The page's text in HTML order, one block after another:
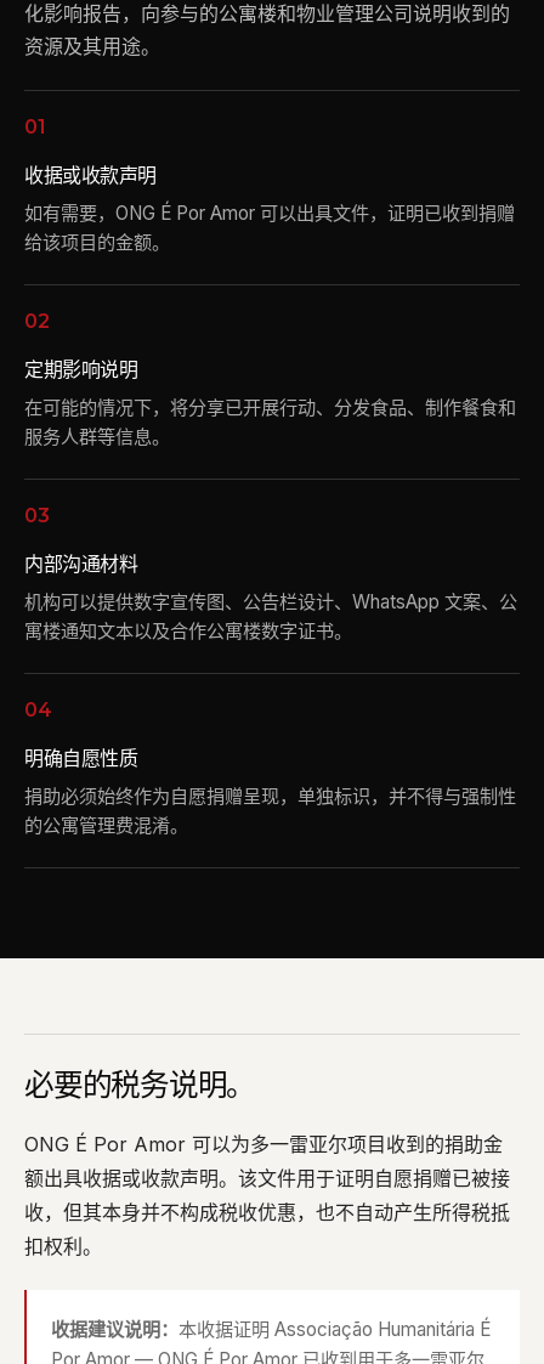
化影响报告，向参与的公寓楼和物业管理公司说明收到的
资源及其用途。
01
收据或收款声明
如有需要，ONG É Por Amor 可以出具文件，证明已收到捐赠
给该项目的金额。
02
定期影响说明
在可能的情况下，将分享已开展行动、分发食品、制作餐食和
服务人群等信息。
03
内部沟通材料
机构可以提供数字宣传图、公告栏设计、WhatsApp 文案、公
寓楼通知文本以及合作公寓楼数字证书。
04
明确自愿性质
捐助必须始终作为自愿捐赠呈现，单独标识，并不得与强制性
的公寓管理费混淆。
必要的税务说明。
ONG É Por Amor 可以为多一雷亚尔项目收到的捐助金
额出具收据或收款声明。该文件用于证明自愿捐赠已被接
收，但其本身并不构成税收优惠，也不自动产生所得税抵
扣权利。
收据建议说明： 本收据证明 Associação Humanitária É